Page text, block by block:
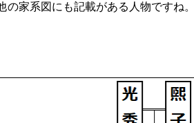
家系図にも記載がある人物ですね。